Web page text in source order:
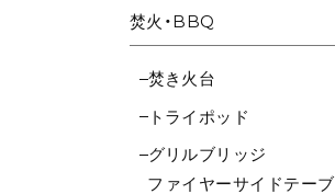
焚火・BBQ
焚き火台
トライポッド
グリルブリッジ
ファイヤーサイドテーブ